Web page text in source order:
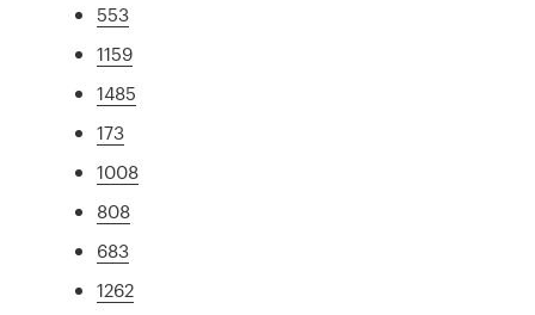
553
1159
1485
173
1008
808
683
1262